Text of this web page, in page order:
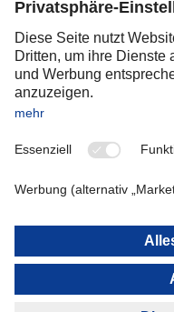
Romania
Slovakia
Spain
Sweden
Switzerland
OCEANIA